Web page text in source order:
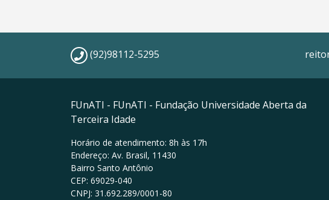
(92)98112-5295
FUnATI - FUnATI - Fundação Universidade Aberta da
Terceira Idade
Horário de atendimento: 8h às 17h
Endereço: Av. Brasil, 11430
Bairro Santo Antônio
CEP: 69029-040
CNPJ: 31.692.289/0001-80